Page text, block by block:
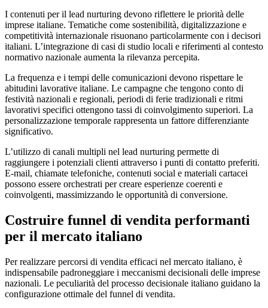
I contenuti per il lead nurturing devono riflettere le priorità delle
imprese italiane. Tematiche come sostenibilità, digitalizzazione e
competitività internazionale risuonano particolarmente con i decisori
italiani. L’integrazione di casi di studio locali e riferimenti al contesto
normativo nazionale aumenta la rilevanza percepita.
La frequenza e i tempi delle comunicazioni devono rispettare le
abitudini lavorative italiane. Le campagne che tengono conto di
festività nazionali e regionali, periodi di ferie tradizionali e ritmi
lavorativi specifici ottengono tassi di coinvolgimento superiori. La
personalizzazione temporale rappresenta un fattore differenziante
significativo.
L’utilizzo di canali multipli nel lead nurturing permette di
raggiungere i potenziali clienti attraverso i punti di contatto preferiti.
E-mail, chiamate telefoniche, contenuti social e materiali cartacei
possono essere orchestrati per creare esperienze coerenti e
coinvolgenti, massimizzando le opportunità di conversione.
Costruire funnel di vendita performanti
per il mercato italiano
Per realizzare percorsi di vendita efficaci nel mercato italiano, è
indispensabile padroneggiare i meccanismi decisionali delle imprese
nazionali. Le peculiarità del processo decisionale italiano guidano la
configurazione ottimale del funnel di vendita.